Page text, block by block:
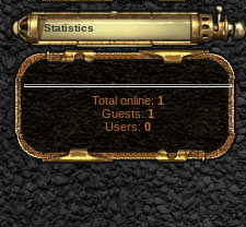
Statistics
Total online:1
Guests:1
Users:0